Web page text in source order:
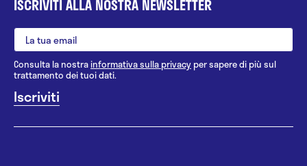
ISCRIVITI ALLA NOSTRA NEWSLETTER
Consulta la nostrainformativa sulla privacy per sapere di più sul
trattamento dei tuoi dati.